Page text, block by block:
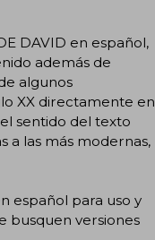
DAVID en español,
además de
algunos
XX directamente en
sentido del texto
a las más modernas,
español para uso y
busquen versiones